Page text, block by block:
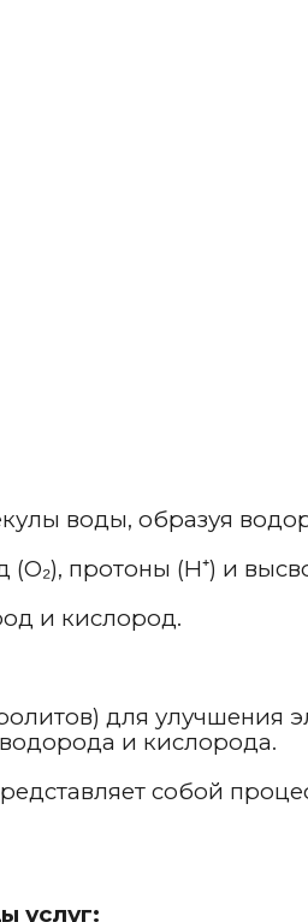
воды, образуя
протоны (H⁺) и
и кислород.
для улучшения
и кислорода.
собой
услуг: